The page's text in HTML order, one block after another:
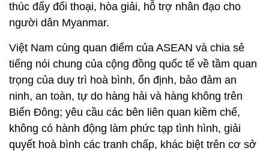
thúc đẩy đối thoại, hòa giải, hỗ trợ nhân đạo cho
người dân Myanmar.
Việt Nam cùng quan điểm của ASEAN và chia sẻ
tiếng nói chung của cộng đồng quốc tế về tầm quan
trọng của duy trì hoà bình, ổn định, bảo đảm an
ninh, an toàn, tự do hàng hải và hàng không trên
Biển Đông; yêu cầu các bên liên quan kiềm chế,
không có hành động làm phức tạp tình hình, giải
quyết hoà bình các tranh chấp, khác biệt trên cơ sở